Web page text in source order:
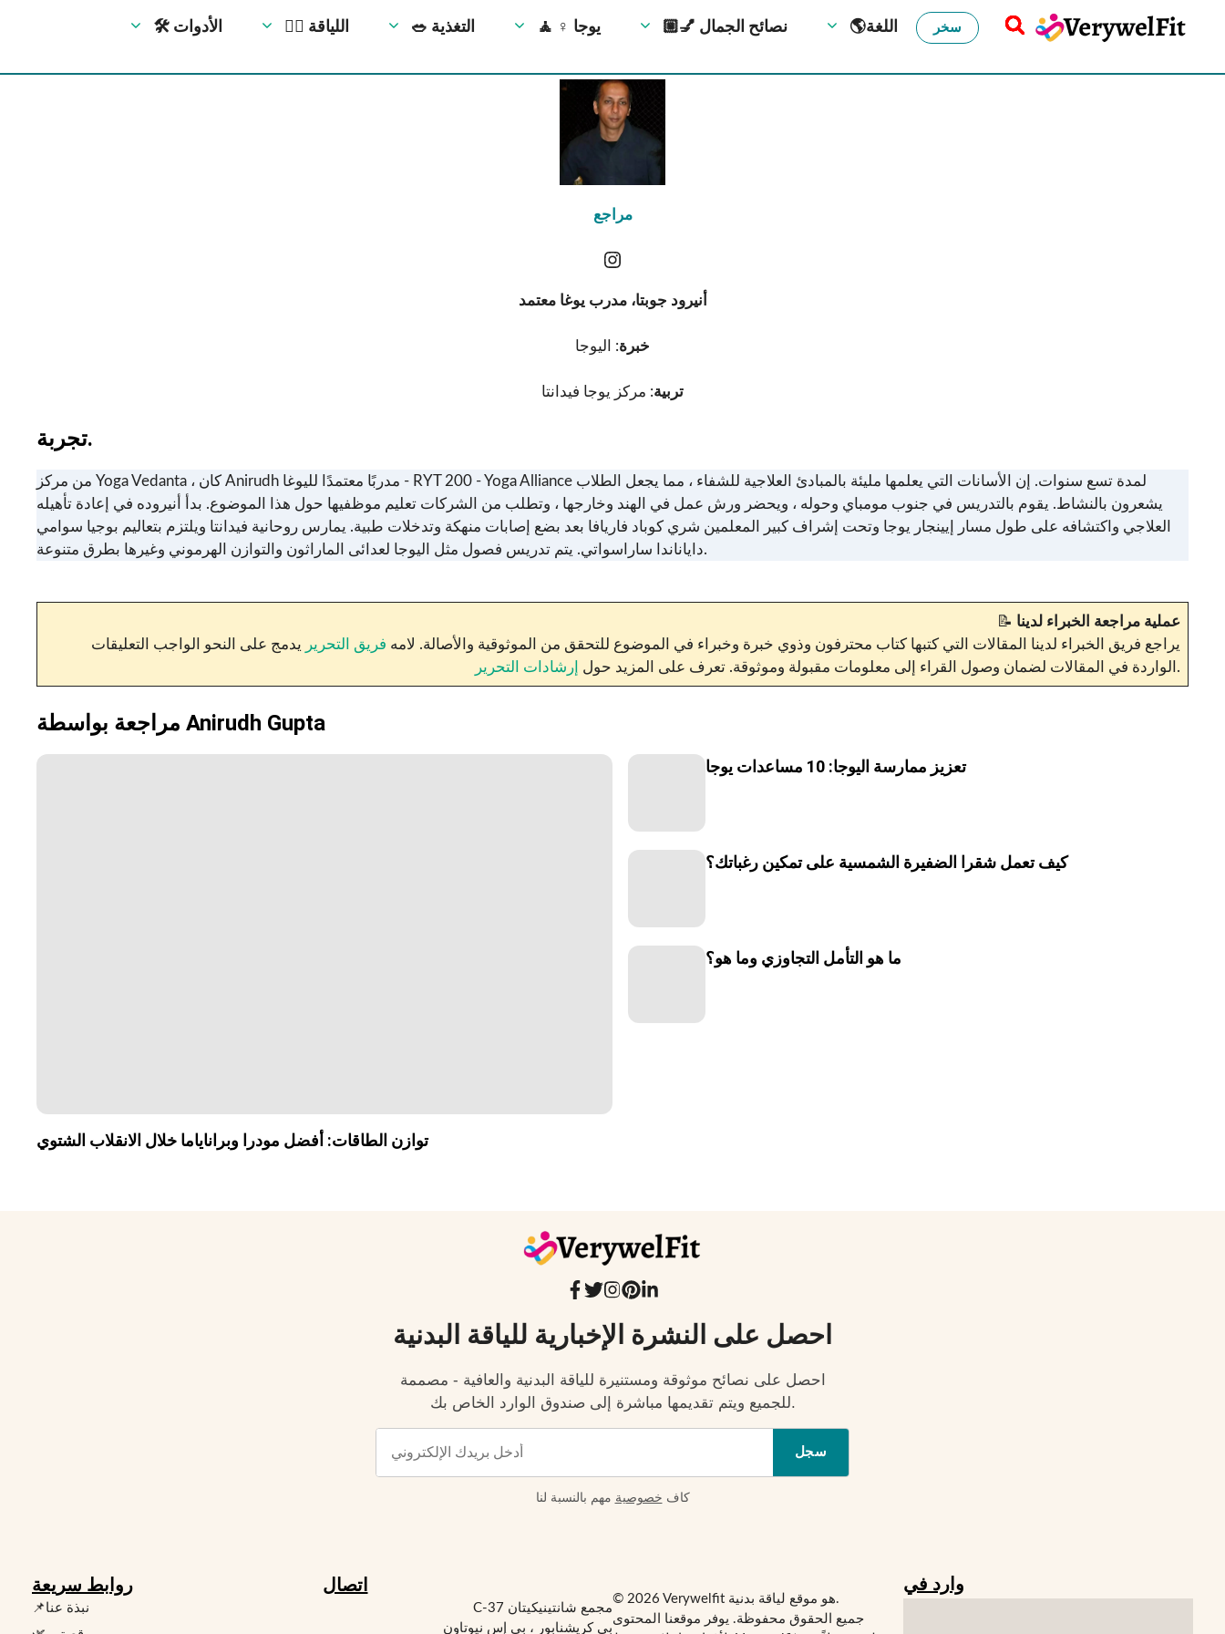
🛠 الأدوات 🏋️‍♀️ اللياقة 🥗 التغذية 🧘 ‍♀️ يوجا 💅🏼 نصائح الجمال 🌎اللغة سخر
مراجع
أنيرود جوبتا، مدرب يوغا معتمد
خبرة: اليوجا
تربية: مركز يوجا فيدانتا
تجربة.
من مركز Yoga Vedanta ، كان Anirudh مدربًا معتمدًا لليوغا - RYT 200 - Yoga Alliance لمدة تسع سنوات. إن الأسانات التي يعلمها مليئة بالمبادئ العلاجية للشفاء ، مما يجعل الطلاب
يشعرون بالنشاط. يقوم بالتدريس في جنوب مومباي وحوله ، ويحضر ورش عمل في الهند وخارجها ، وتطلب من الشركات تعليم موظفيها حول هذا الموضوع. بدأ أنيروده في إعادة تأهيله
العلاجي واكتشافه على طول مسار إيينجار يوجا وتحت إشراف كبير المعلمين شري كوباد فاريافا بعد بضع إصابات منهكة وتدخلات طبية. يمارس روحانية فيدانتا ويلتزم بتعاليم بوجيا سوامي
داياناندا ساراسواتي. يتم تدريس فصول مثل اليوجا لعدائى الماراثون والتوازن الهرموني وغيرها بطرق متنوعة.
📝 عملية مراجعة الخبراء لدينا
يراجع فريق الخبراء لدينا المقالات التي كتبها كتاب محترفون وذوي خبرة وخبراء في الموضوع للتحقق من الموثوقية والأصالة. لامه فريق التحرير يدمج على النحو الواجب التعليقات
الواردة في المقالات لضمان وصول القراء إلى معلومات مقبولة وموثوقة. تعرف على المزيد حول إرشادات التحرير .
مراجعة بواسطة Anirudh Gupta
توازن الطاقات: أفضل مودرا وبراناياما خلال الانقلاب الشتوي
تعزيز ممارسة اليوجا: 10 مساعدات يوجا
كيف تعمل شقرا الضفيرة الشمسية على تمكين رغباتك؟
ما هو التأمل التجاوزي وما هو؟
احصل على النشرة الإخبارية للياقة البدنية
احصل على نصائح موثوقة ومستنيرة للياقة البدنية والعافية - مصممة
للجميع ويتم تقديمها مباشرة إلى صندوق الوارد الخاص بك.
سجل
كاف خصوصية مهم بالنسبة لنا
روابط سريعة
📌نبذة عنا
اتصال
مجمع شانتينيكيتان C-37
بي كريشنابور ، بي إس نيوتاون
© 2026 Verywelfit هو موقع لياقة بدنية.
جميع الحقوق محفوظة. يوفر موقعنا المحتوى
وارد في